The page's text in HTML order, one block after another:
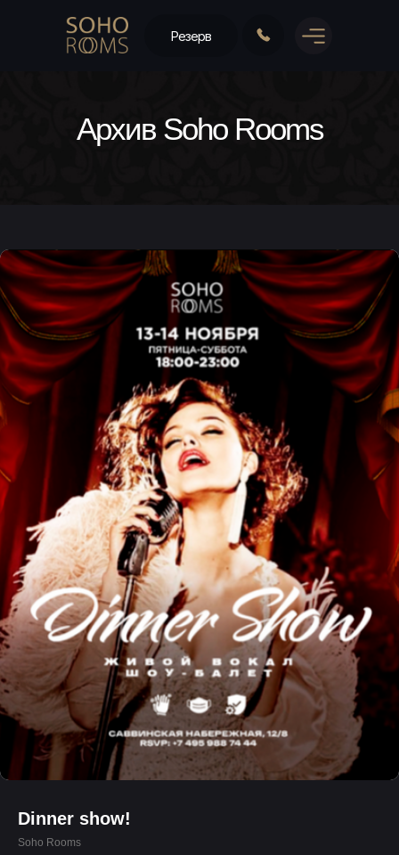
Резерв
Архив Soho Rooms
Dinner show!
Soho Rooms